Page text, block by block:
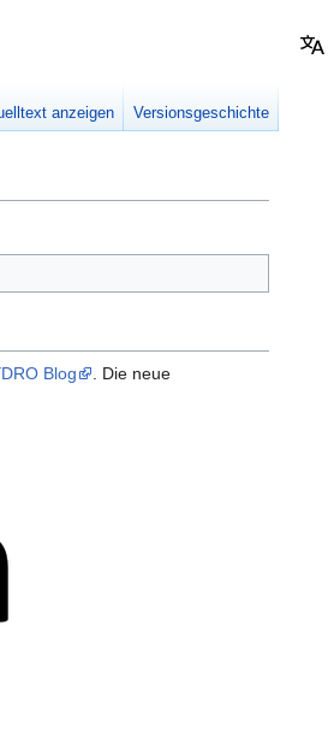
anzeigen Versionsgeschichte
Blog
. Die neue